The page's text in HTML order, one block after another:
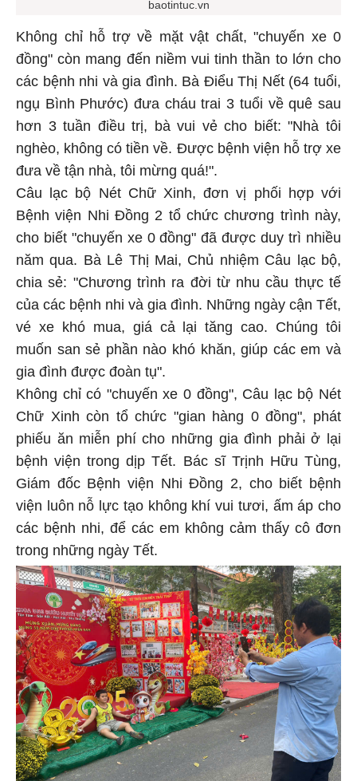
baotintuc.vn
Không chỉ hỗ trợ về mặt vật chất, "chuyến xe 0
đồng" còn mang đến niềm vui tinh thần to lớn cho
các bệnh nhi và gia đình. Bà Điểu Thị Nết (64 tuổi,
ngụ Bình Phước) đưa cháu trai 3 tuổi về quê sau
hơn 3 tuần điều trị, bà vui vẻ cho biết: "Nhà tôi
nghèo, không có tiền về. Được bệnh viện hỗ trợ xe
đưa về tận nhà, tôi mừng quá!".
Câu lạc bộ Nét Chữ Xinh, đơn vị phối hợp với
Bệnh viện Nhi Đồng 2 tổ chức chương trình này,
cho biết "chuyến xe 0 đồng" đã được duy trì nhiều
năm qua. Bà Lê Thị Mai, Chủ nhiệm Câu lạc bộ,
chia sẻ: "Chương trình ra đời từ nhu cầu thực tế
của các bệnh nhi và gia đình. Những ngày cận Tết,
vé xe khó mua, giá cả lại tăng cao. Chúng tôi
muốn san sẻ phần nào khó khăn, giúp các em và
gia đình được đoàn tụ".
Không chỉ có "chuyến xe 0 đồng", Câu lạc bộ Nét
Chữ Xinh còn tổ chức "gian hàng 0 đồng", phát
phiếu ăn miễn phí cho những gia đình phải ở lại
bệnh viện trong dịp Tết. Bác sĩ Trịnh Hữu Tùng,
Giám đốc Bệnh viện Nhi Đồng 2, cho biết bệnh
viện luôn nỗ lực tạo không khí vui tươi, ấm áp cho
các bệnh nhi, để các em không cảm thấy cô đơn
trong những ngày Tết.